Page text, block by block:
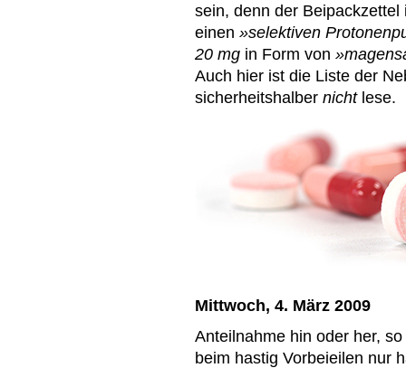
sein, denn der
einen »selektiven
20 mg in Form von
Auch hier ist die Liste der
sicherheitshalber nicht lese.
Mittwoch, 4. März 2009
Anteilnahme hin oder her,
beim hastig Vorbeieilen nur